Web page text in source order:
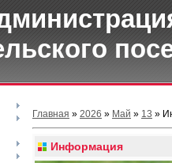
Главная » 2026 » Май » 13 »
Информация